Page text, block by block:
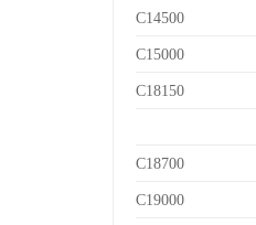
C14500
C15000
C18150
C18700
C19000